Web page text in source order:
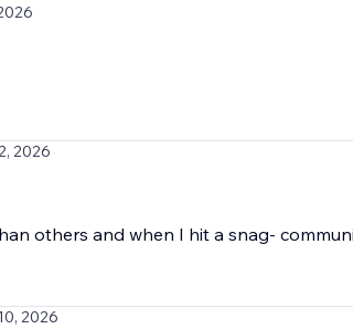
2026
others and when I hit a snag-
2026